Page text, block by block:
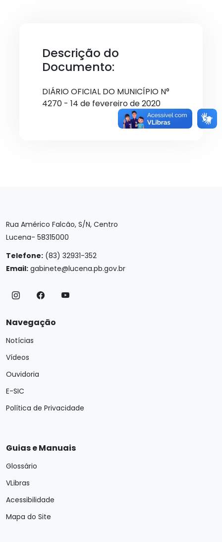
Descrição do
Documento:
DIÁRIO OFICIAL DO MUNICÍPIO N°
4270 - 14 de fevereiro de 2020
Rua Américo Falcão, S/N, Centro
Lucena- 58315000
Telefone: (83) 32931-352
Email: gabinete@lucena.pb.gov.br
Navegação
Notícias
Vídeos
Ouvidoria
E-SIC
Política de Privacidade
Guias e Manuais
Glossário
VLibras
Acessibilidade
Mapa do Site